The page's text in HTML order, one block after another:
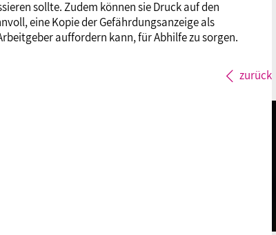
sollte. Zudem können sie Druck auf den
eine Kopie der Gefährdungsanzeige als
auffordern kann, für Abhilfe zu sorgen.
zurück